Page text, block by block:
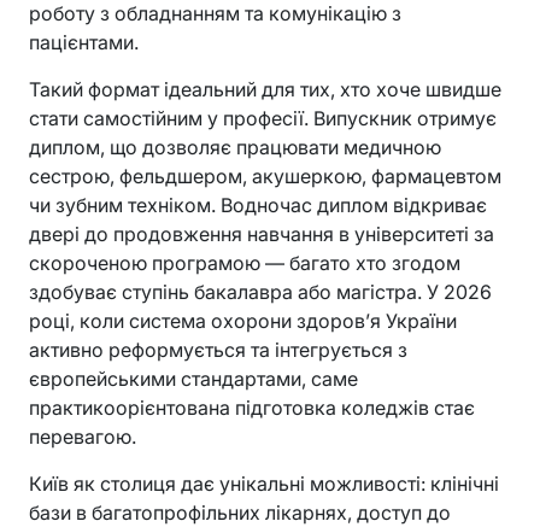
роботу з обладнанням та комунікацію з
пацієнтами.
Такий формат ідеальний для тих, хто хоче швидше
стати самостійним у професії. Випускник отримує
диплом, що дозволяє працювати медичною
сестрою, фельдшером, акушеркою, фармацевтом
чи зубним техніком. Водночас диплом відкриває
двері до продовження навчання в університеті за
скороченою програмою — багато хто згодом
здобуває ступінь бакалавра або магістра. У 2026
році, коли система охорони здоров’я України
активно реформується та інтегрується з
європейськими стандартами, саме
практикоорієнтована підготовка коледжів стає
перевагою.
Київ як столиця дає унікальні можливості: клінічні
бази в багатопрофільних лікарнях, доступ до